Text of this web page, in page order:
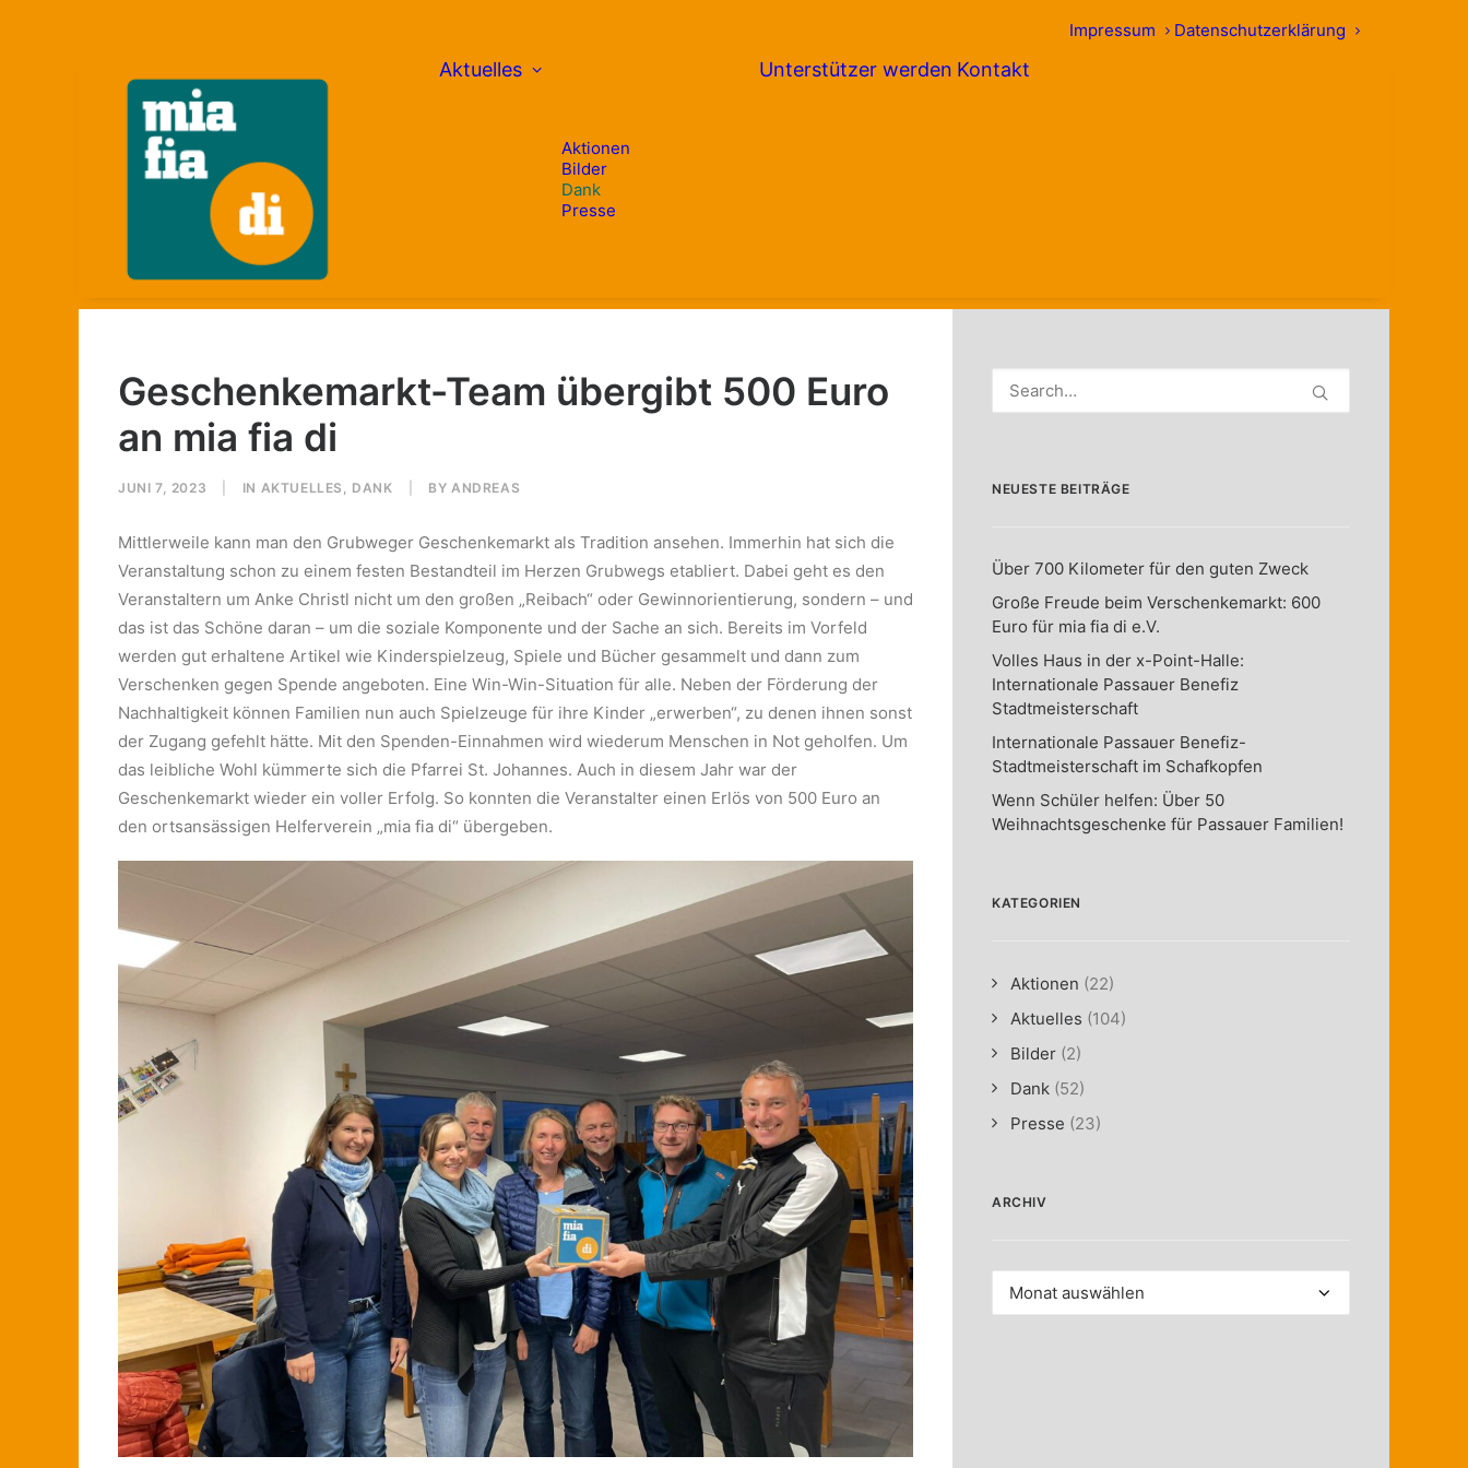
Impressum Datenschutzerklärung
Aktuelles
Aktionen
Bilder
Dank
Presse
Unterstützer werden Kontakt
Geschenkemarkt-Team übergibt 500 Euro
an mia fia di
JUNI 7, 2023 IN AKTUELLES , DANK BYANDREAS
Mittlerweile kann man den Grubweger Geschenkemarkt als Tradition ansehen. Immerhin hat sich die
Veranstaltung schon zu einem festen Bestandteil im Herzen Grubwegs etabliert. Dabei geht es den
Veranstaltern um Anke Christl nicht um den großen „Reibach“ oder Gewinnorientierung, sondern – und
das ist das Schöne daran – um die soziale Komponente und der Sache an sich. Bereits im Vorfeld
werden gut erhaltene Artikel wie Kinderspielzeug, Spiele und Bücher gesammelt und dann zum
Verschenken gegen Spende angeboten. Eine Win-Win-Situation für alle. Neben der Förderung der
Nachhaltigkeit können Familien nun auch Spielzeuge für ihre Kinder „erwerben“, zu denen ihnen sonst
der Zugang gefehlt hätte. Mit den Spenden-Einnahmen wird wiederum Menschen in Not geholfen. Um
das leibliche Wohl kümmerte sich die Pfarrei St. Johannes. Auch in diesem Jahr war der
Geschenkemarkt wieder ein voller Erfolg. So konnten die Veranstalter einen Erlös von 500 Euro an
den ortsansässigen Helferverein „mia fia di“ übergeben.
NEUESTE BEITRÄGE
Über 700 Kilometer für den guten Zweck
Große Freude beim Verschenkemarkt: 600
Euro für mia fia di e.V.
Volles Haus in der x-Point-Halle:
Internationale Passauer Benefiz
Stadtmeisterschaft
Internationale Passauer Benefiz-
Stadtmeisterschaft im Schafkopfen
Wenn Schüler helfen: Über 50
Weihnachtsgeschenke für Passauer Familien!
KATEGORIEN
Aktionen (22)
Aktuelles (104)
Bilder (2)
Dank (52)
Presse (23)
ARCHIV
Archiv